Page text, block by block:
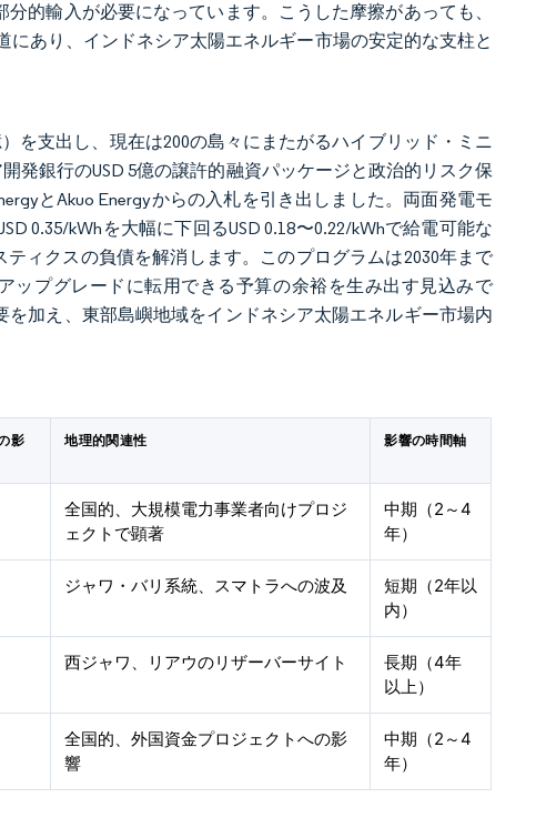
的輸入が必要になっています。こうした摩擦があっても、
あり、インドネシア太陽エネルギー市場の安定的な支柱と
を支出し、現在は200の島々にまたがるハイブリッド・ミニ
発銀行のUSD 5億の譲許的融資パッケージと政治的リスク保
とAkuo Energyからの入札を引き出しました。両面発電モ
0.35/kWhを大幅に下回るUSD 0.18〜0.22/kWhで給電可能な
ィクスの負債を解消します。このプログラムは2030年まで
ップグレードに転用できる予算の余裕を生み出す見込みで
加え、東部島嶼地域をインドネシア太陽エネルギー市場内
影
地理的関連性 影響の時間軸
全国的、大規模電力事業者向けプロジ
ェクトで顕著
中期（2～4
年）
ジャワ・バリ系統、スマトラへの波及
短期（2年以
内）
西ジャワ、リアウのリザーバーサイト
長期（4年
以上）
全国的、外国資金プロジェクトへの影
響
中期（2～4
年）